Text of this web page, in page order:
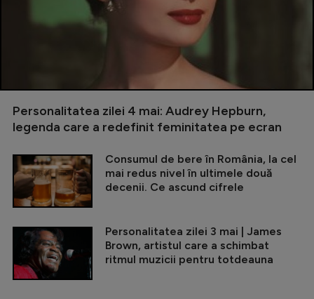
Personalitatea zilei 4 mai: Audrey Hepburn,
legenda care a redefinit feminitatea pe ecran
Consumul de bere în România, la cel
mai redus nivel în ultimele două
decenii. Ce ascund cifrele
Personalitatea zilei 3 mai | James
Brown, artistul care a schimbat
ritmul muzicii pentru totdeauna